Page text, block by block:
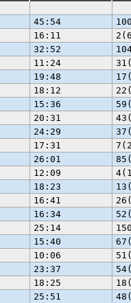
45:54
16:11
32:52
11:24
19:48
18:12
15:36
20:31
24:29
17:31
26:01
12:09
18:23
16:41
16:34
25:14
15:40
10:06
23:37
18:25
25:51